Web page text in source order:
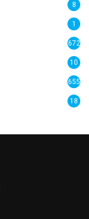
8
1
672
10
655
18